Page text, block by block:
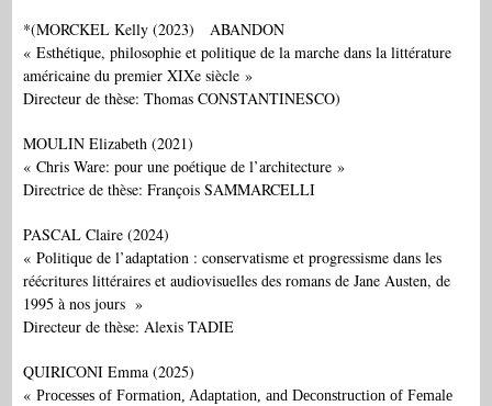
*(MORCKEL Kelly (2023) ABANDON
« Esthétique, philosophie et politique de la marche dans la littérature
américaine du premier XIXe siècle »
Directeur de thèse: Thomas CONSTANTINESCO)
MOULIN Elizabeth (2021)
« Chris Ware: pour une poétique de l’architecture »
Directrice de thèse: François SAMMARCELLI
PASCAL Claire (2024)
« Politique de l’adaptation : conservatisme et progressisme dans les
réécritures littéraires et audiovisuelles des romans de Jane Austen, de
1995 à nos jours »
Directeur de thèse: Alexis TADIE
QUIRICONI Emma (2025)
«Processes of Formation, Adaptation, and Deconstruction of Female